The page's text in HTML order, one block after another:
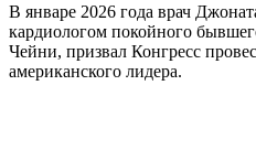
В январе 2026 года врач
кардиологом покойного
Чейни, призвал Конгресс
американского лидера.